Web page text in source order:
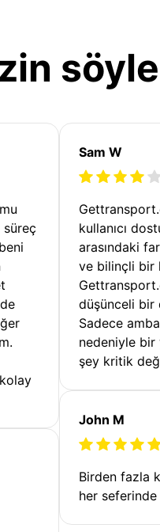
süreç
Sam W
kullanıcı
arasındaki
ve bilinçli bir
düşünceli bir
Sadece
nedeniyle bir
şey kritik
John M
Birden fazla
her seferinde